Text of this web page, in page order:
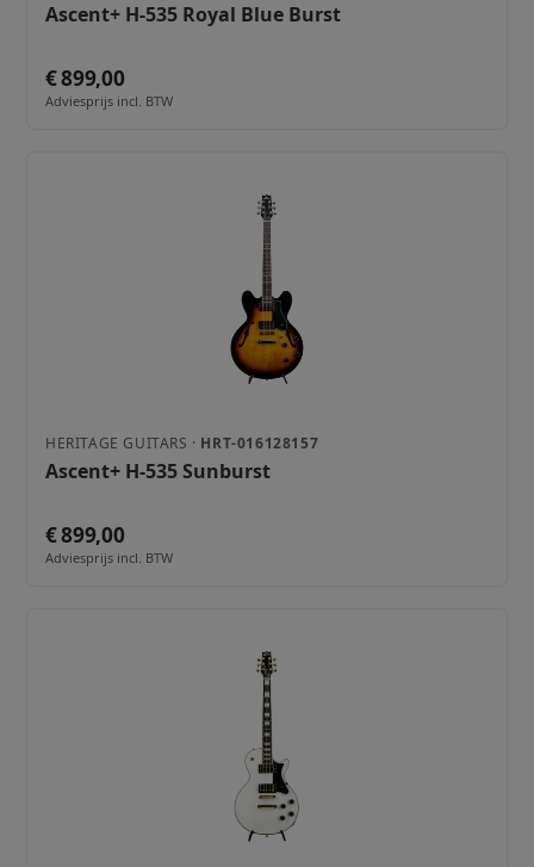
Ascent+ H-535 Royal Blue Burst
€ 899,00
Adviesprijs incl. BTW
HERITAGE GUITARS · HRT-016128157
Ascent+ H-535 Sunburst
€ 899,00
Adviesprijs incl. BTW